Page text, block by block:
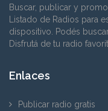
Buscar, publicar y
Listado de Radios para
dispositivo. Podés
Disfrutá de tu radio
Enlaces
Publicar radio gratis